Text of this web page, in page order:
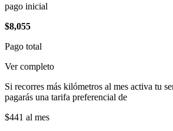
pago inicial
$8,055
Pago total
Ver completo
Si recorres más kilómetros al mes activa tu
pagarás una tarifa preferencial de
$441 al mes